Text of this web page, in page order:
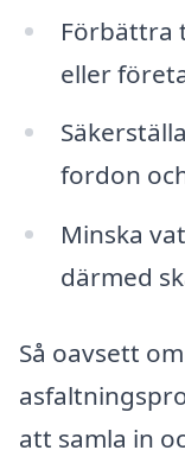
Förbättra
eller
fordon
Minska
därmed
Så oavsett
att samla in